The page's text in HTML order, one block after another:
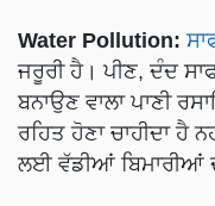
Water Pollution:
ਜਰੂਰੀ ਹੈ। ਪੀਣ, ਦੰਦ
ਬਨਾਉਣ ਵਾਲਾ ਪਾਣੀ
ਰਹਿਤ ਹੋਣਾ ਚਾਹੀਦਾ ਹੈ
ਲਈ ਵੱਡੀਆਂ ਬਿਮਾਰੀਆਂ